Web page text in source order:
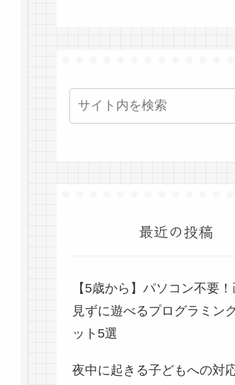
最近の投稿
【5歳から】パソコン不要
見ずに遊べるプログラミン
ット5選
夜中に起きる子どもへの対